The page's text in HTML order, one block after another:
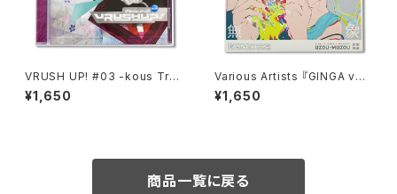
VRUSH UP! #03 -kous Trib
ute-
¥1,650
Various Artists 『GINGA vs
U/M/A/A presents “有象無
象”』
¥1,650
商品一覧に戻る